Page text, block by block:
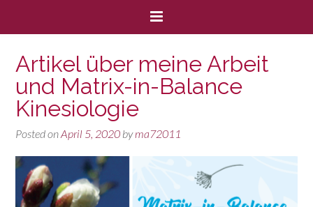
Artikel über meine Arbeit
und Matrix-in-Balance
Kinesiologie
Posted onApril 5, 2020 byma72011